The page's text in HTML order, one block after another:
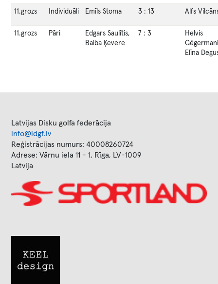
11.grozs Individuāli Emīls Stoma 3 :13 Alfs
11.grozs Pāri
Edgars Saulītis,
Baiba Ķevere
7 :3
Helvis
Elīna
Latvijas Disku golfa federācija
info@ldgf.lv
Reģistrācijas numurs: 40008260724
Adrese: Vārnu iela 11 - 1, Rīga, LV-1009
Latvija
Image